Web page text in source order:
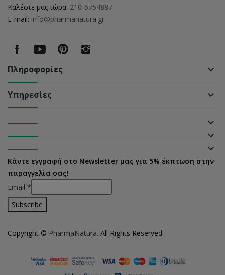
Καλέστε μας τώρα: 210-6754887
E-mail: info@pharmanatura.gr
Πληροφορίες keyboard_arrow_down
Υπηρεσίες keyboard_arrow_down
keyboard_arrow_down
keyboard_arrow_down
keyboard_arrow_down
Κάντε εγγραφή στο Newsletter μας για 5% έκπτωση στην
παραγγελία σας!
Email *
Copyright © PharmaNatura. All Rights Reserved